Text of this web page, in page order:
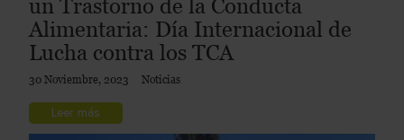
un Trastorno de la Conducta
Alimentaria: Día Internacional de
Lucha contra los TCA
30 Noviembre, 2023 Noticias
Leer más